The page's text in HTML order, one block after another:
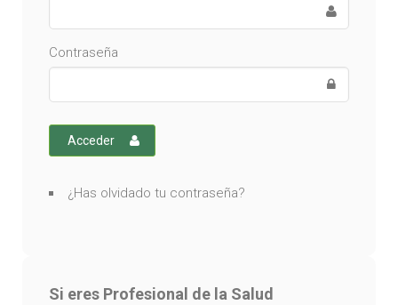
Contraseña
Acceder
¿Has olvidado tu contraseña?
Si eres Profesional de la Salud